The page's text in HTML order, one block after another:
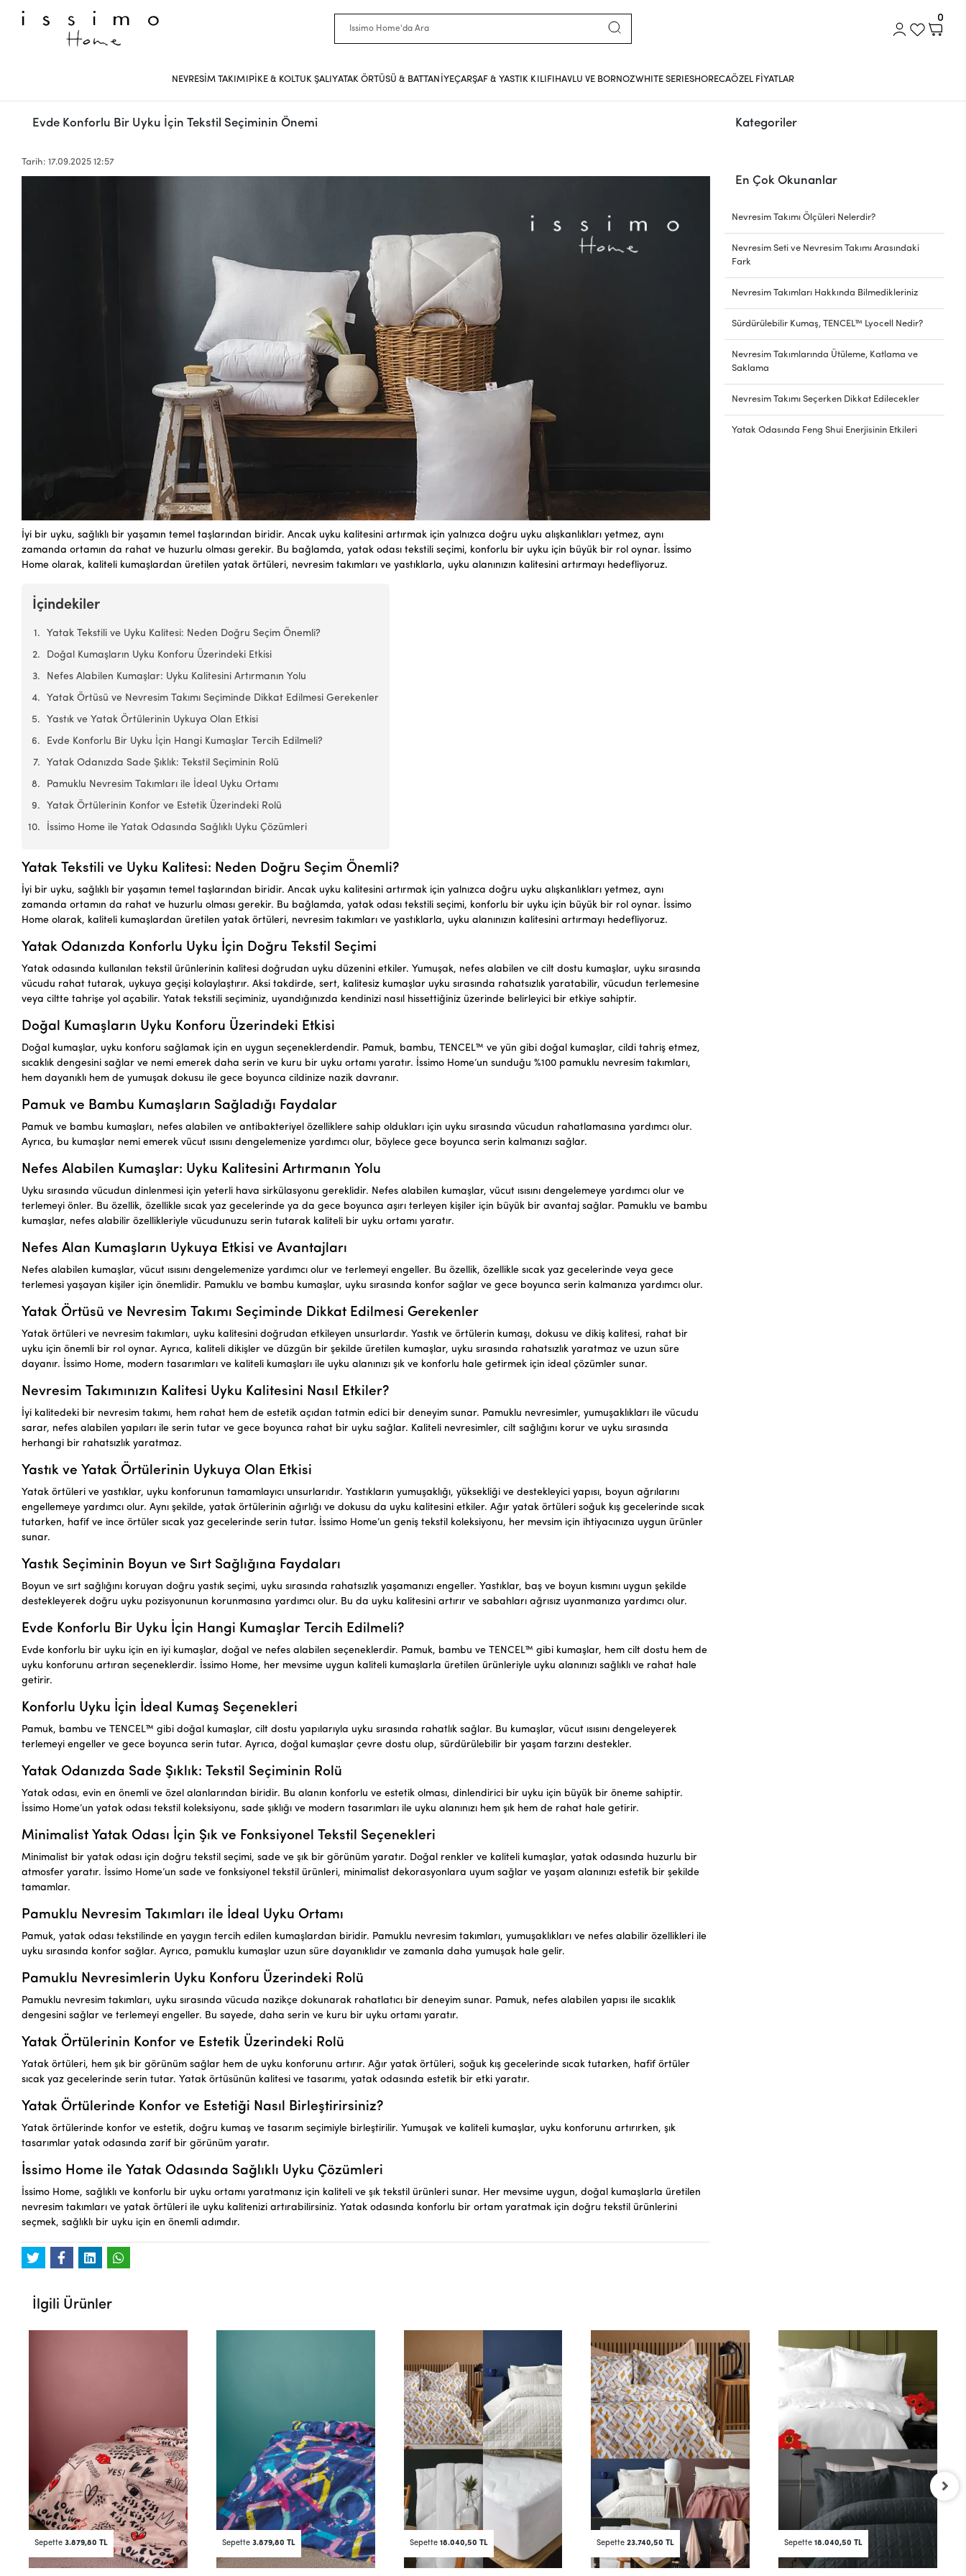
0
NEVRESİM TAKIMI PİKE & KOLTUK ŞALIYATAK ÖRTÜSÜ & BATTANİYEÇARŞAF & YASTIK KILIFI HAVLU VE BORNOZWHITE SERIESHORECAÖZEL FİYATLAR
Evde Konforlu Bir Uyku İçin Tekstil Seçiminin Önemi
Tarih: 17.09.2025 12:57
İyi bir uyku, sağlıklı bir yaşamın temel taşlarından biridir. Ancak uyku kalitesini artırmak için yalnızca doğru uyku alışkanlıkları yetmez, aynı
zamanda ortamın da rahat ve huzurlu olması gerekir. Bu bağlamda, yatak odası tekstili seçimi, konforlu bir uyku için büyük bir rol oynar. İssimo
Home olarak, kaliteli kumaşlardan üretilen yatak örtüleri, nevresim takımları ve yastıklarla, uyku alanınızın kalitesini artırmayı hedefliyoruz.
İçindekiler
Yatak Tekstili ve Uyku Kalitesi: Neden Doğru Seçim Önemli?
Doğal Kumaşların Uyku Konforu Üzerindeki Etkisi
Nefes Alabilen Kumaşlar: Uyku Kalitesini Artırmanın Yolu
Yatak Örtüsü ve Nevresim Takımı Seçiminde Dikkat Edilmesi Gerekenler
Yastık ve Yatak Örtülerinin Uykuya Olan Etkisi
Evde Konforlu Bir Uyku İçin Hangi Kumaşlar Tercih Edilmeli?
Yatak Odanızda Sade Şıklık: Tekstil Seçiminin Rolü
Pamuklu Nevresim Takımları ile İdeal Uyku Ortamı
Yatak Örtülerinin Konfor ve Estetik Üzerindeki Rolü
İssimo Home ile Yatak Odasında Sağlıklı Uyku Çözümleri
Yatak Tekstili ve Uyku Kalitesi: Neden Doğru Seçim Önemli?
İyi bir uyku, sağlıklı bir yaşamın temel taşlarından biridir. Ancak uyku kalitesini artırmak için yalnızca doğru uyku alışkanlıkları yetmez, aynı
zamanda ortamın da rahat ve huzurlu olması gerekir. Bu bağlamda, yatak odası tekstili seçimi, konforlu bir uyku için büyük bir rol oynar. İssimo
Home olarak, kaliteli kumaşlardan üretilen yatak örtüleri, nevresim takımları ve yastıklarla, uyku alanınızın kalitesini artırmayı hedefliyoruz.
Yatak Odanızda Konforlu Uyku İçin Doğru Tekstil Seçimi
Yatak odasında kullanılan tekstil ürünlerinin kalitesi doğrudan uyku düzenini etkiler. Yumuşak, nefes alabilen ve cilt dostu kumaşlar, uyku sırasında
vücudu rahat tutarak, uykuya geçişi kolaylaştırır. Aksi takdirde, sert, kalitesiz kumaşlar uyku sırasında rahatsızlık yaratabilir, vücudun terlemesine
veya ciltte tahrişe yol açabilir. Yatak tekstili seçiminiz, uyandığınızda kendinizi nasıl hissettiğiniz üzerinde belirleyici bir etkiye sahiptir.
Doğal Kumaşların Uyku Konforu Üzerindeki Etkisi
Doğal kumaşlar, uyku konforu sağlamak için en uygun seçeneklerdendir. Pamuk, bambu, TENCEL™ ve yün gibi doğal kumaşlar, cildi tahriş etmez,
sıcaklık dengesini sağlar ve nemi emerek daha serin ve kuru bir uyku ortamı yaratır. İssimo Home’un sunduğu %100 pamuklu nevresim takımları,
hem dayanıklı hem de yumuşak dokusu ile gece boyunca cildinize nazik davranır.
Pamuk ve Bambu Kumaşların Sağladığı Faydalar
Pamuk ve bambu kumaşları, nefes alabilen ve antibakteriyel özelliklere sahip oldukları için uyku sırasında vücudun rahatlamasına yardımcı olur.
Ayrıca, bu kumaşlar nemi emerek vücut ısısını dengelemenize yardımcı olur, böylece gece boyunca serin kalmanızı sağlar.
Nefes Alabilen Kumaşlar: Uyku Kalitesini Artırmanın Yolu
Uyku sırasında vücudun dinlenmesi için yeterli hava sirkülasyonu gereklidir. Nefes alabilen kumaşlar, vücut ısısını dengelemeye yardımcı olur ve
terlemeyi önler. Bu özellik, özellikle sıcak yaz gecelerinde ya da gece boyunca aşırı terleyen kişiler için büyük bir avantaj sağlar. Pamuklu ve bambu
kumaşlar, nefes alabilir özellikleriyle vücudunuzu serin tutarak kaliteli bir uyku ortamı yaratır.
Nefes Alan Kumaşların Uykuya Etkisi ve Avantajları
Nefes alabilen kumaşlar, vücut ısısını dengelemenize yardımcı olur ve terlemeyi engeller. Bu özellik, özellikle sıcak yaz gecelerinde veya gece
terlemesi yaşayan kişiler için önemlidir. Pamuklu ve bambu kumaşlar, uyku sırasında konfor sağlar ve gece boyunca serin kalmanıza yardımcı olur.
Yatak Örtüsü ve Nevresim Takımı Seçiminde Dikkat Edilmesi Gerekenler
Yatak örtüleri ve nevresim takımları, uyku kalitesini doğrudan etkileyen unsurlardır. Yastık ve örtülerin kumaşı, dokusu ve dikiş kalitesi, rahat bir
uyku için önemli bir rol oynar. Ayrıca, kaliteli dikişler ve düzgün bir şekilde üretilen kumaşlar, uyku sırasında rahatsızlık yaratmaz ve uzun süre
dayanır. İssimo Home, modern tasarımları ve kaliteli kumaşları ile uyku alanınızı şık ve konforlu hale getirmek için ideal çözümler sunar.
Nevresim Takımınızın Kalitesi Uyku Kalitesini Nasıl Etkiler?
İyi kalitedeki bir nevresim takımı, hem rahat hem de estetik açıdan tatmin edici bir deneyim sunar. Pamuklu nevresimler, yumuşaklıkları ile vücudu
sarar, nefes alabilen yapıları ile serin tutar ve gece boyunca rahat bir uyku sağlar. Kaliteli nevresimler, cilt sağlığını korur ve uyku sırasında
herhangi bir rahatsızlık yaratmaz.
Yastık ve Yatak Örtülerinin Uykuya Olan Etkisi
Yatak örtüleri ve yastıklar, uyku konforunun tamamlayıcı unsurlarıdır. Yastıkların yumuşaklığı, yüksekliği ve destekleyici yapısı, boyun ağrılarını
engellemeye yardımcı olur. Aynı şekilde, yatak örtülerinin ağırlığı ve dokusu da uyku kalitesini etkiler. Ağır yatak örtüleri soğuk kış gecelerinde sıcak
tutarken, hafif ve ince örtüler sıcak yaz gecelerinde serin tutar. İssimo Home’un geniş tekstil koleksiyonu, her mevsim için ihtiyacınıza uygun ürünler
sunar.
Yastık Seçiminin Boyun ve Sırt Sağlığına Faydaları
Boyun ve sırt sağlığını koruyan doğru yastık seçimi, uyku sırasında rahatsızlık yaşamanızı engeller. Yastıklar, baş ve boyun kısmını uygun şekilde
destekleyerek doğru uyku pozisyonunun korunmasına yardımcı olur. Bu da uyku kalitesini artırır ve sabahları ağrısız uyanmanıza yardımcı olur.
Evde Konforlu Bir Uyku İçin Hangi Kumaşlar Tercih Edilmeli?
Evde konforlu bir uyku için en iyi kumaşlar, doğal ve nefes alabilen seçeneklerdir. Pamuk, bambu ve TENCEL™ gibi kumaşlar, hem cilt dostu hem de
uyku konforunu artıran seçeneklerdir. İssimo Home, her mevsime uygun kaliteli kumaşlarla üretilen ürünleriyle uyku alanınızı sağlıklı ve rahat hale
getirir.
Konforlu Uyku İçin İdeal Kumaş Seçenekleri
Pamuk, bambu ve TENCEL™ gibi doğal kumaşlar, cilt dostu yapılarıyla uyku sırasında rahatlık sağlar. Bu kumaşlar, vücut ısısını dengeleyerek
terlemeyi engeller ve gece boyunca serin tutar. Ayrıca, doğal kumaşlar çevre dostu olup, sürdürülebilir bir yaşam tarzını destekler.
Yatak Odanızda Sade Şıklık: Tekstil Seçiminin Rolü
Yatak odası, evin en önemli ve özel alanlarından biridir. Bu alanın konforlu ve estetik olması, dinlendirici bir uyku için büyük bir öneme sahiptir.
İssimo Home’un yatak odası tekstil koleksiyonu, sade şıklığı ve modern tasarımları ile uyku alanınızı hem şık hem de rahat hale getirir.
Minimalist Yatak Odası İçin Şık ve Fonksiyonel Tekstil Seçenekleri
Minimalist bir yatak odası için doğru tekstil seçimi, sade ve şık bir görünüm yaratır. Doğal renkler ve kaliteli kumaşlar, yatak odasında huzurlu bir
atmosfer yaratır. İssimo Home’un sade ve fonksiyonel tekstil ürünleri, minimalist dekorasyonlara uyum sağlar ve yaşam alanınızı estetik bir şekilde
tamamlar.
Pamuklu Nevresim Takımları ile İdeal Uyku Ortamı
Pamuk, yatak odası tekstilinde en yaygın tercih edilen kumaşlardan biridir. Pamuklu nevresim takımları, yumuşaklıkları ve nefes alabilir özellikleri ile
uyku sırasında konfor sağlar. Ayrıca, pamuklu kumaşlar uzun süre dayanıklıdır ve zamanla daha yumuşak hale gelir.
Pamuklu Nevresimlerin Uyku Konforu Üzerindeki Rolü
Pamuklu nevresim takımları, uyku sırasında vücuda nazikçe dokunarak rahatlatıcı bir deneyim sunar. Pamuk, nefes alabilen yapısı ile sıcaklık
dengesini sağlar ve terlemeyi engeller. Bu sayede, daha serin ve kuru bir uyku ortamı yaratır.
Yatak Örtülerinin Konfor ve Estetik Üzerindeki Rolü
Yatak örtüleri, hem şık bir görünüm sağlar hem de uyku konforunu artırır. Ağır yatak örtüleri, soğuk kış gecelerinde sıcak tutarken, hafif örtüler
sıcak yaz gecelerinde serin tutar. Yatak örtüsünün kalitesi ve tasarımı, yatak odasında estetik bir etki yaratır.
Yatak Örtülerinde Konfor ve Estetiği Nasıl Birleştirirsiniz?
Yatak örtülerinde konfor ve estetik, doğru kumaş ve tasarım seçimiyle birleştirilir. Yumuşak ve kaliteli kumaşlar, uyku konforunu artırırken, şık
tasarımlar yatak odasında zarif bir görünüm yaratır.
İssimo Home ile Yatak Odasında Sağlıklı Uyku Çözümleri
İssimo Home, sağlıklı ve konforlu bir uyku ortamı yaratmanız için kaliteli ve şık tekstil ürünleri sunar. Her mevsime uygun, doğal kumaşlarla üretilen
nevresim takımları ve yatak örtüleri ile uyku kalitenizi artırabilirsiniz. Yatak odasında konforlu bir ortam yaratmak için doğru tekstil ürünlerini
seçmek, sağlıklı bir uyku için en önemli adımdır.
Kategoriler
En Çok Okunanlar
Nevresim Takımı Ölçüleri Nelerdir?
Nevresim Seti ve Nevresim Takımı Arasındaki
Fark
Nevresim Takımları Hakkında Bilmedikleriniz
Sürdürülebilir Kumaş, TENCEL™ Lyocell Nedir?
Nevresim Takımlarında Ütüleme, Katlama ve
Saklama
Nevresim Takımı Seçerken Dikkat Edilecekler
Yatak Odasında Feng Shui Enerjisinin Etkileri
İlgili Ürünler
Sepette3.879,80 TL Sepette 3.879,80 TL Sepette 18.040,50 TL Sepette23.740,50 TL Sepette18.040,50 TL